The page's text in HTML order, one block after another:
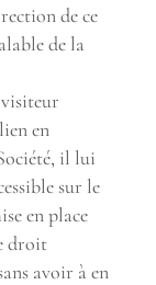
de ce
de la
en
il lui
sur le
en place
droit
avoir à en